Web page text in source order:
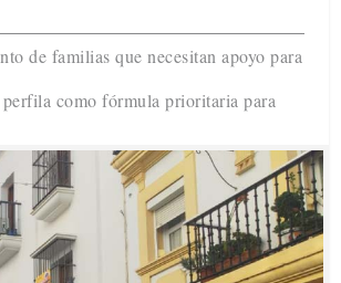
de familias que necesitan apoyo para
como fórmula prioritaria para